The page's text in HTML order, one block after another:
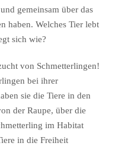
gemeinsam über das
haben. Welches Tier lebt
sich wie?
von Schmetterlingen!
bei ihrer
sie die Tiere in den
der Raupe, über die
im Habitat
in die Freiheit